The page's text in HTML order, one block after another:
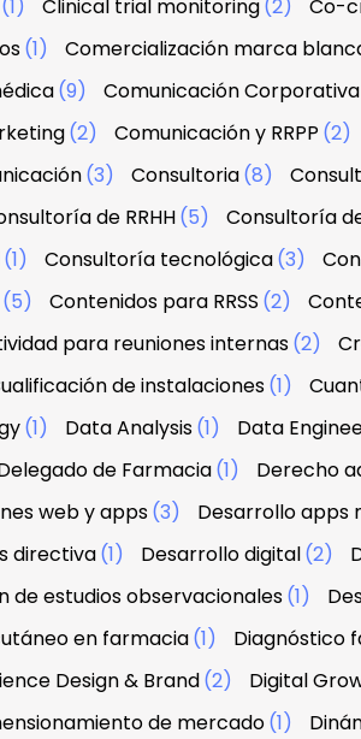
(1) Clinical trial monitoring(2) Co-
(1) Comercialización marca
(9) Comunicación Corporativa
(2) Comunicación y RRPP (2)
(3) Consultoria(8)
de RRHH(5) Consultoría
(1) Consultoría tecnológica(3)
(5) Contenidos para RRSS (2)
para reuniones internas(2)
de instalaciones(1)
(1) Data Analysis(1) Data
de Farmacia(1) Derecho
web y apps(3) Desarrollo apps
directiva(1) Desarrollo digital(2)
de estudios observacionales(1)
en farmacia(1) Diagnóstico
Design & Brand(2) Digital
de mercado(1)